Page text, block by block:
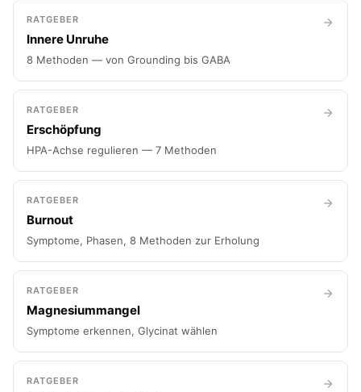
RATGEBER
Innere Unruhe
8 Methoden — von Grounding bis GABA
RATGEBER
Erschöpfung
HPA-Achse regulieren — 7 Methoden
RATGEBER
Burnout
Symptome, Phasen, 8 Methoden zur Erholung
RATGEBER
Magnesiummangel
Symptome erkennen, Glycinat wählen
RATGEBER